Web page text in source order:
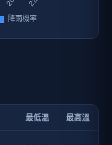
最低溫 最高溫